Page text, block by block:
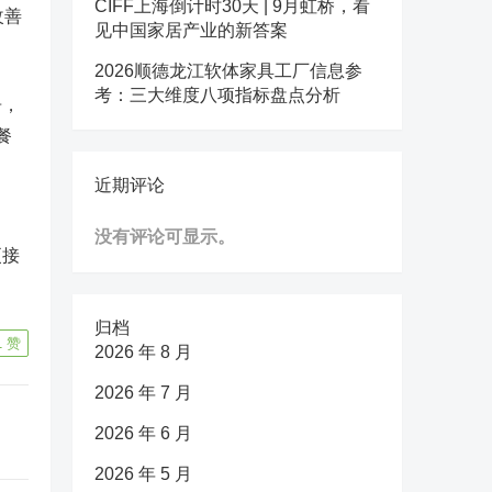
善
赞
CIFF上海倒计时30天 | 9月虹桥，看
见中国家居产业的新答案
2026顺德龙江软体家具工厂信息参
考：三大维度八项指标盘点分析
近期评论
没有评论可显示。
归档
2026 年 8 月
2026 年 7 月
2026 年 6 月
2026 年 5 月